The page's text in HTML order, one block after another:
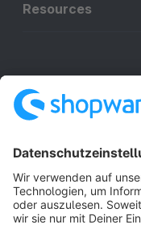
Resources
Terms & Conditions